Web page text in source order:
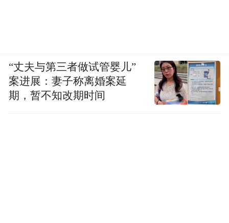
“丈夫与第三者做试管婴儿”
案进展：妻子称离婚案延
期，暂不知改期时间